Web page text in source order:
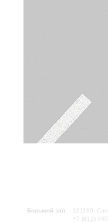
Большой зал:
191186,
+7 (812)